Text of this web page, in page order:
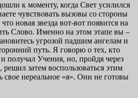
к моменту, когда Свет усилился
чувствовать вызовы со стороны
новая звезда вот-вот появится на
Слово. Именно на этом этапе вы –
угро­зой падшим ангелам и
путь. Я говорю о тех, кто
получал Учения, но, пройдя через
затем воспользоваться этим
свое нереальное «я». Они не готовы